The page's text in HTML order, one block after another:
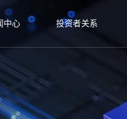
中心 投资者关系